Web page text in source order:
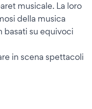
musicale. La loro
della musica
basati su equivoci
in scena spettacoli